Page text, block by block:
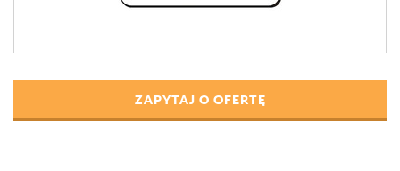
ZAPYTAJ O OFERTĘ